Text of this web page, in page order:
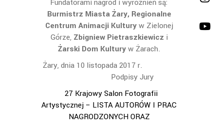
Fundatorami nagród i wyróżnień są:
Burmistrz Miasta Żary, Regionalne
Centrum Animacji Kulturyw Zielonej
Górze, Zbigniew Pietraszkiewicz i
Żarski Dom Kulturyw Żarach.
Żary, dnia 10 listopada 2017 r.
Podpisy Jury
27 Krajowy Salon Fotografii
Artystycznej – LISTA AUTORÓW I PRAC
NAGRODZONYCH ORAZ